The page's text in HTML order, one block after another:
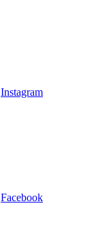
Instagram
Facebook